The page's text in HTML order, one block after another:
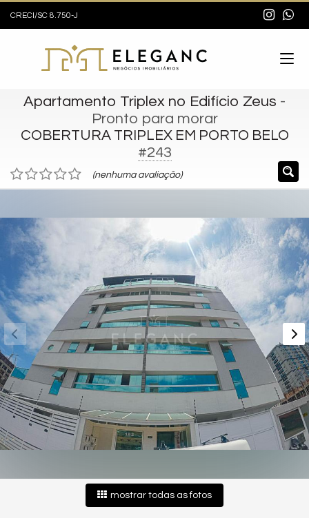
CRECI/SC 8.750-J
Apartamento Triplex no Edifício Zeus -
Pronto para morar
COBERTURA TRIPLEX EM PORTO BELO
#243
(nenhuma avaliação)
mostrar todas as fotos